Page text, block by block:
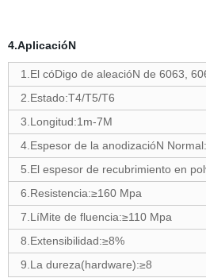
4.AplicacióN
1.El cóDigo de aleacióN de 6063,
2.Estado:T4/T5/T6
3.Longitud:1m-7M
4.Espesor de la anodizacióN
5.El espesor de recubrimiento en
6.Resistencia:≥160 Mpa
7.LíMite de fluencia:≥110 Mpa
8.Extensibilidad:≥8%
9.La dureza(hardware):≥8